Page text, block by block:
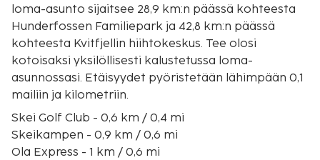
loma-asunto sijaitsee 28,9 km:n päässä kohteesta
Hunderfossen Familiepark ja 42,8 km:n päässä
kohteesta Kvitfjellin hiihtokeskus. Tee olosi
kotoisaksi yksilöllisesti kalustetussa loma-
asunnossasi. Etäisyydet pyöristetään lähimpään 0,1
mailiin ja kilometriin.
Skei Golf Club - 0,6 km / 0,4 mi
Skeikampen - 0,9 km / 0,6 mi
Ola Express - 1 km / 0,6 mi